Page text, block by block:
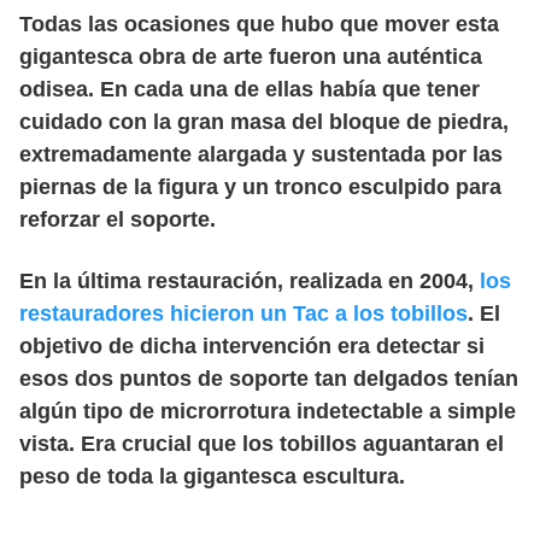
Todas las ocasiones que hubo que mover esta
gigantesca obra de arte fueron una auténtica
odisea. En cada una de ellas había que tener
cuidado con la gran masa del bloque de piedra,
extremadamente alargada y sustentada por las
piernas de la figura y un tronco esculpido para
reforzar el soporte.
En la última restauración, realizada en 2004, los
restauradores hicieron un Tac a los tobillos. El
objetivo de dicha intervención era detectar si
esos dos puntos de soporte tan delgados tenían
algún tipo de microrrotura indetectable a simple
vista. Era crucial que los tobillos aguantaran el
peso de toda la gigantesca escultura.